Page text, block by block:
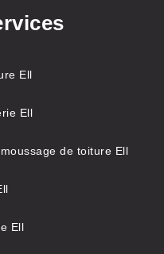
Ell
Ell
de toiture Ell
Ell